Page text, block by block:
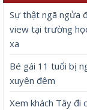
Sự thật ngã ngửa
view tại trường
xa
Bé gái 11 tuổi bị
xuyên đêm
Xem khách Tây đi